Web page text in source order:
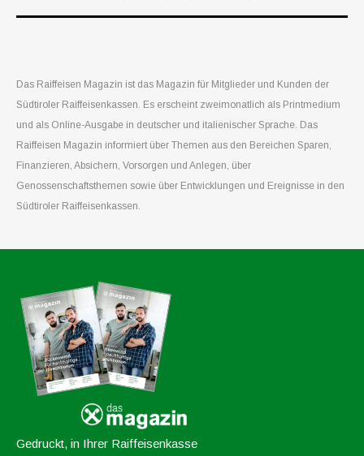
Das Raiffeisen Magazin ist das Magazin für Mitglieder und Kunden der
Südtiroler Raiffeisenkassen. Es erscheint zweimonatlich als Printmedium
und als Online-Ausgabe in deutscher und italienischer Sprache. Das
Raiffeisen Magazin informiert über Themen aus den Bereichen Sparen,
Finanzieren, Absichern, Vorsorgen und Anlegen, über
Genossenschaftsthemen sowie über Entwicklungen und Ereignisse in den
Südtiroler Raiffeisenkassen.
Gedruckt, in Ihrer Raiffeisenkasse